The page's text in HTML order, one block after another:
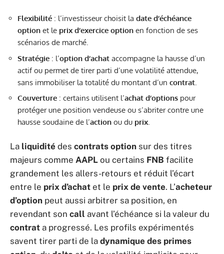
Flexibilité : l’investisseur choisit la date d’échéance
option et le prix d’exercice option en fonction de ses
scénarios de marché.
Stratégie : l’option d’achat accompagne la hausse d’un
actif ou permet de tirer parti d’une volatilité attendue,
sans immobiliser la totalité du montant d’un contrat
Couverture : certains utilisent l’achat d’options pour
protéger une position vendeuse ou s’abriter contre une
hausse soudaine de l’action ou du prix.
La liquidité des contrats option sur des titres
majeurs comme AAPL ou certains FNB facilite
grandement les allers-retours et réduit l’écart
entre le prix d’achat et le prix de vente. L’acheteur
d’option peut aussi arbitrer sa position, en
revendant son call avant l’échéance si la valeur du
contrat a progressé. Les profils expérimentés
savent tirer parti de la dynamique des primes